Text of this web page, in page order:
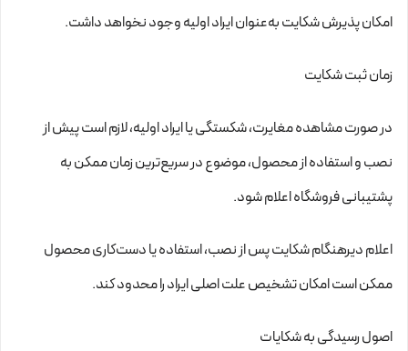
امکان پذیرش شکایت به‌عنوان ایراد اولیه وجود نخواهد داشت.
زمان ثبت شکایت
در صورت مشاهده مغایرت، شکستگی یا ایراد اولیه، لازم است پیش از
نصب و استفاده از محصول، موضوع در سریع‌ترین زمان ممکن به
پشتیبانی فروشگاه اعلام شود.
اعلام دیرهنگام شکایت پس از نصب، استفاده یا دست‌کاری محصول
ممکن است امکان تشخیص علت اصلی ایراد را محدود کند.
اصول رسیدگی به شکایات